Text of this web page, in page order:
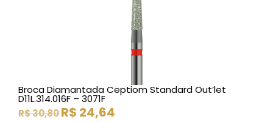
Broca Diamantada Ceptiom Standard Out’let
D11L.314.016F – 3071F
R$30,80R$ 24,64